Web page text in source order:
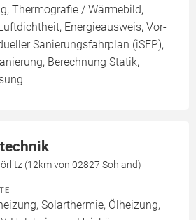
Thermografie / Wärmebild,
Energieausweis, Vor-
Sanierungsfahrplan (iSFP),
Berechnung Statik,
(12km von 02827 Sohland)
Solarthermie, Ölheizung,